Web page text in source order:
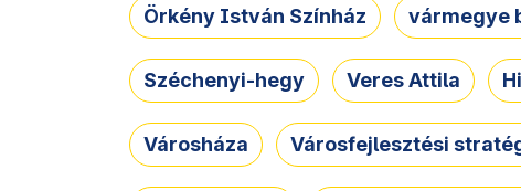
Örkény István Színház vármegye
Széchenyi-hegy Veres Attila
Városháza Városfejlesztési